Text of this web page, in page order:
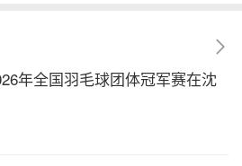
年全国羽毛球团体冠军赛在沈